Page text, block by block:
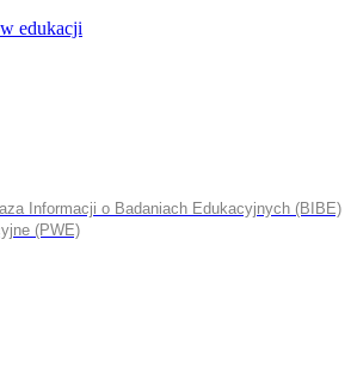
edukacji
Informacji o Badaniach Edukacyjnych (BIBE)
(PWE)